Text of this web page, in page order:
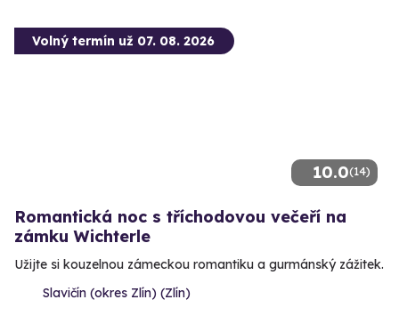
10.0(14)
Volný termín už 07. 08. 2026
Romantická noc s tříchodovou večeří na
zámku Wichterle
Užijte si kouzelnou zámeckou romantiku a gurmánský zážitek.
Slavičín (okres Zlín) (Zlín)